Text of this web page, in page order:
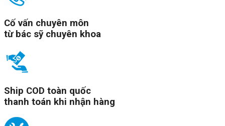
Cố vấn chuyên môn
từ bác sỹ chuyên khoa
Ship COD toàn quốc
thanh toán khi nhận hàng